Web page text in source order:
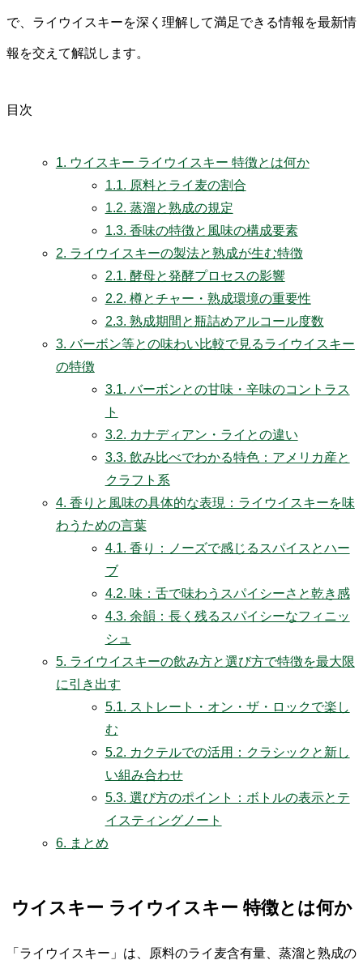
で、ライウイスキーを深く理解して満足できる情報を最新情
報を交えて解説します。
目次
1. ウイスキー ライウイスキー 特徴とは何か
1.1. 原料とライ麦の割合
1.2. 蒸溜と熟成の規定
1.3. 香味の特徴と風味の構成要素
2. ライウイスキーの製法と熟成が生む特徴
2.1. 酵母と発酵プロセスの影響
2.2. 樽とチャー・熟成環境の重要性
2.3. 熟成期間と瓶詰めアルコール度数
3. バーボン等との味わい比較で見るライウイスキー
の特徴
3.1. バーボンとの甘味・辛味のコントラス
ト
3.2. カナディアン・ライとの違い
3.3. 飲み比べでわかる特色：アメリカ産と
クラフト系
4. 香りと風味の具体的な表現：ライウイスキーを味
わうための言葉
4.1. 香り：ノーズで感じるスパイスとハー
ブ
4.2. 味：舌で味わうスパイシーさと乾き感
4.3. 余韻：長く残るスパイシーなフィニッ
シュ
5. ライウイスキーの飲み方と選び方で特徴を最大限
に引き出す
5.1. ストレート・オン・ザ・ロックで楽し
む
5.2. カクテルでの活用：クラシックと新し
い組み合わせ
5.3. 選び方のポイント：ボトルの表示とテ
イスティングノート
6. まとめ
ウイスキー ライウイスキー 特徴とは何か
「ライウイスキー」は、原料のライ麦含有量、蒸溜と熟成の